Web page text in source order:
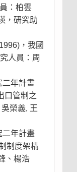
：柏雲
，研究助
，我國
人員：周
二年計畫
口管制之
榮義, 王
二年計畫
制度架構
、楊浩